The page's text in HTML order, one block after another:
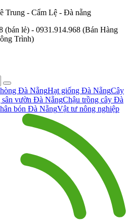
Trung - Cẩm Lệ - Đà nẵng
(bán lẻ) - 0931.914.968 (Bán Hàng
Trình)
Đà NẵngHạt giống Đà NẵngCây
vườn Đà NẵngChậu trồng cây Đà
bón Đà NẵngVật tư nông nghiệp